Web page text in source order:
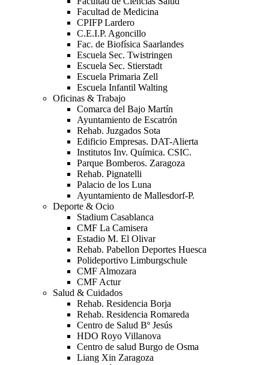
Facultad de Medicina
CPIFP Lardero
C.E.I.P. Agoncillo
Fac. de Biofísica Saarlandes
Escuela Sec. Twistringen
Escuela Sec. Stierstadt
Escuela Primaria Zell
Escuela Infantil Walting
Oficinas & Trabajo
Comarca del Bajo Martín
Ayuntamiento de Escatrón
Rehab. Juzgados Sota
Edificio Empresas. DAT-Alierta
Institutos Inv. Química. CSIC.
Parque Bomberos. Zaragoza
Rehab. Pignatelli
Palacio de los Luna
Ayuntamiento de Mallesdorf-P.
Deporte & Ocio
Stadium Casablanca
CMF La Camisera
Estadio M. El Olivar
Rehab. Pabellon Deportes Huesca
Polideportivo Limburgschule
CMF Almozara
CMF Actur
Salud & Cuidados
Rehab. Residencia Borja
Rehab. Residencia Romareda
Centro de Salud Bº Jesús
HDO Royo Villanova
Centro de salud Burgo de Osma
Liang Xin Zaragoza